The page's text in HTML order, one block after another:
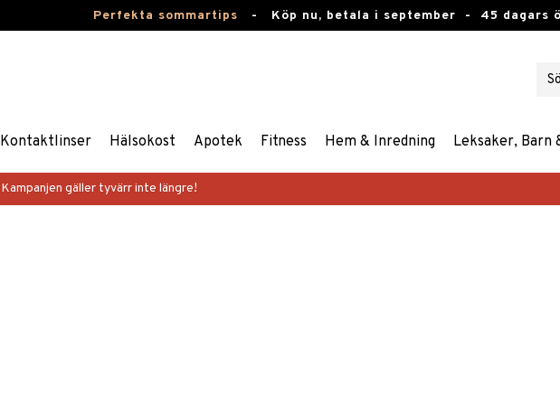
Perfekta sommartips - Köp nu, betala i september - 45 dagars
Kontaktlinser Hälsokost Apotek Fitness Hem & Inredning Leksaker, Barn
Kampanjen gäller tyvärr inte längre!